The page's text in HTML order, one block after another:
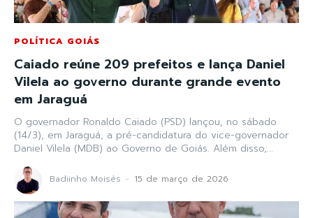
POLÍTICA GOIÁS
Caiado reúne 209 prefeitos e lança Daniel
Vilela ao governo durante grande evento
em Jaraguá
O governador Ronaldo Caiado (PSD) lançou, no sábado
(14/3), em Jaraguá, a pré-candidatura do vice-governador
Daniel Vilela (MDB) ao Governo de Goiás. Além disso,...
Badiinho Moisés - 15 de março de 2026